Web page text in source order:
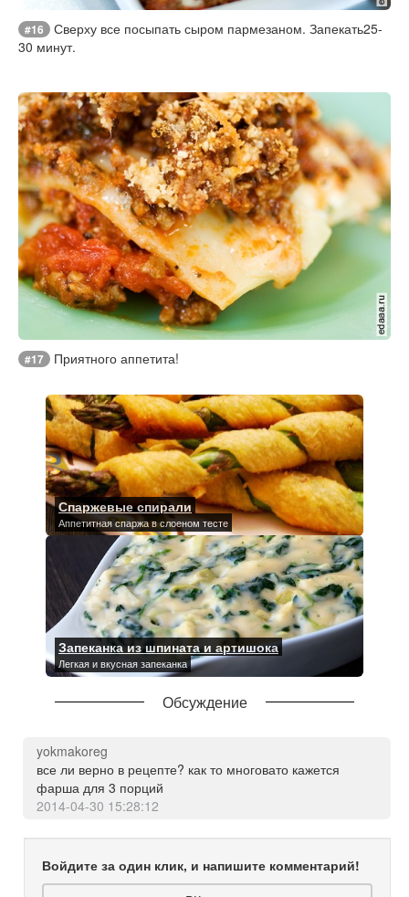
#16
Сверху все посыпать сыром пармезаном. Запекать25-
30 минут.
#17 Приятного аппетита!
Спаржевые спирали
Аппетитная спаржа в слоеном тесте
Запеканка из шпината и артишока
Легкая и вкусная запеканка
Обсуждение
yokmakoreg
все ли верно в рецепте? как то многовато кажется
фарша для 3 порций
2014-04-30 15:28:12
Войдите за один клик, и напишите комментарий!